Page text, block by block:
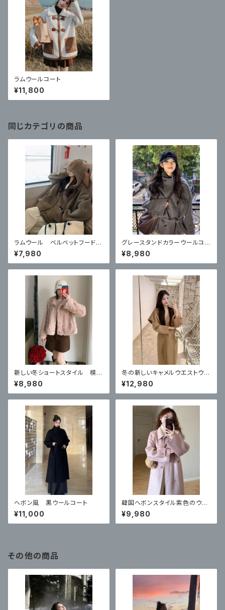
ラムウールコート
¥11,800
同じカテゴリの商品
ラムウール ベルベットフード付
きカーディガンコート
¥7,980
グレースタンドカラーウールコー
ト ハイエンドショートスタイル
¥8,980
新しい冬ショートスタイル 模造
子羊の毛皮のコート
¥8,980
冬の新しいキャメルウエストウー
ルコート
¥12,980
ヘボン風 黒ウールコート
¥11,000
韓国ヘボンスタイル紫色のウー
ルのコート
¥9,980
その他の商品